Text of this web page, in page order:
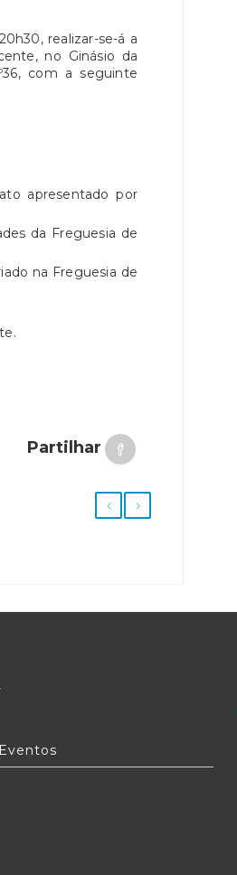
realizar-se-á a
no Ginásio da
com a seguinte
apresentado por
da Freguesia de
na Freguesia de
Partilhar